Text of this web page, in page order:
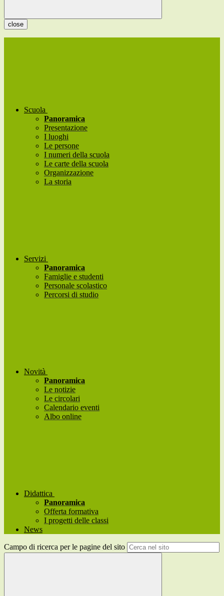
close
Scuola
Panoramica
Presentazione
I luoghi
Le persone
I numeri della scuola
Le carte della scuola
Organizzazione
La storia
Servizi
Panoramica
Famiglie e studenti
Personale scolastico
Percorsi di studio
Novità
Panoramica
Le notizie
Le circolari
Calendario eventi
Albo online
Didattica
Panoramica
Offerta formativa
I progetti delle classi
News
Campo di ricerca per le pagine del sito